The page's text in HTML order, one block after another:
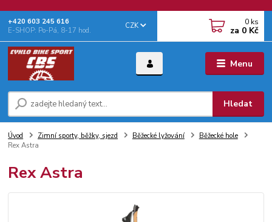
Menu
CZK
Hledat
+‭420 603 245 616‬
E-SHOP: Po-Pá, 8-17 hod.
0 ks
za 0 Kč
Úvod Zimní sporty, běžky, sjezd Běžecké lyžování
Běžecké hole
Rex Astra
Rex Astra